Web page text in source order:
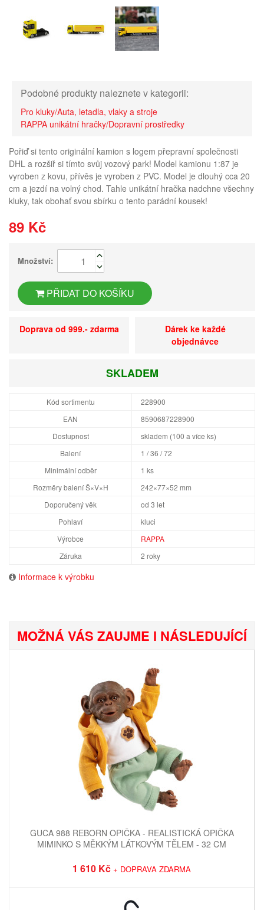
Podobné produkty naleznete v kategorii:
Pro kluky/Auta, letadla, vlaky a stroje
RAPPA unikátní hračky/Dopravní prostředky
Pořiď si tento originální kamion s logem přepravní společnosti
DHL a rozšiř si tímto svůj vozový park! Model kamionu 1:87 je
vyroben z kovu, přívěs je vyroben z PVC. Model je dlouhý cca 20
cm a jezdí na volný chod. Tahle unikátní hračka nadchne všechny
kluky, tak obohať svou sbírku o tento parádní kousek!
89 Kč
Množství:
PŘIDAT DO KOŠÍKU
Doprava od 999.- zdarma
Dárek ke každé
objednávce
SKLADEM
Kód sortimentu
228900
EAN
8590687228900
Dostupnost
skladem (100 a více ks)
Balení
1 / 36 / 72
Minimální odběr
1 ks
Rozměry balení Š×V×H
242×77×52 mm
Doporučený věk
od 3 let
Pohlaví
kluci
Výrobce
RAPPA
Záruka
2 roky
Informace k výrobku
MOŽNÁ VÁS ZAUJME I NÁSLEDUJÍCÍ
GUCA 988 REBORN OPIČKA - REALISTICKÁ OPIČKA
MIMINKO S MĚKKÝM LÁTKOVÝM TĚLEM - 32 CM
1 610 Kč + DOPRAVA ZDARMA